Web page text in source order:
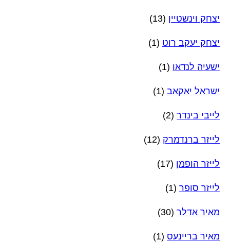
יצחק וינשטיין (13)
יצחק יעקב רוט (1)
ישעיה לנדאו (1)
ישראל יאקאב (1)
לייבי בינדר (2)
לייזר ברנדמרק (12)
לייזר הופמן (17)
לייזר סופר (1)
מאיר אדלר (30)
מאיר בריינעס (1)